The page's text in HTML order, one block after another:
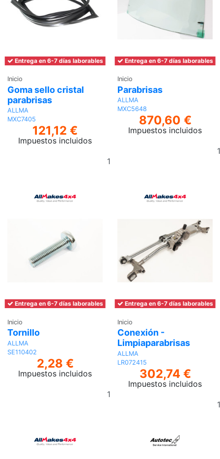
Entrega en 6-7 días laborables
Inicio
Goma sello cristal
parabrisas
ALLMA
MXC7405
121,12 €
Impuestos incluidos
Entrega en 6-7 días laborables
Inicio
Parabrisas
ALLMA
MXC5648
870,60 €
Impuestos incluidos
Entrega en 6-7 días laborables
Inicio
Tornillo
ALLMA
SE110402
2,28 €
Impuestos incluidos
Añadir
Entrega en 6-7 días laborables
Inicio
Conexión -
Limpiaparabrisas
ALLMA
LR072415
302,74 €
Impuestos incluidos